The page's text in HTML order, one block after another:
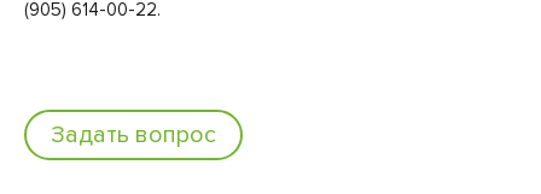
(905) 614-00-22.
Задать вопрос